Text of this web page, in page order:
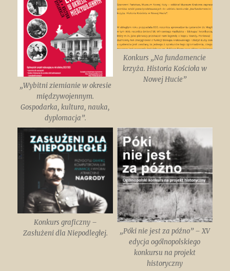
„Wybitni ziemianie w okresie
międzywojennym.
Gospodarka, kultura, nauka,
dyplomacja”.
Konkurs „Na fundamencie
krzyża. Historia Kościoła w
Nowej Hucie”
Konkurs graficzny –
Zasłużeni dla Niepodległej.
„Póki nie jest za późno” – XV
edycja ogólnopolskiego
konkursu na projekt
historyczny